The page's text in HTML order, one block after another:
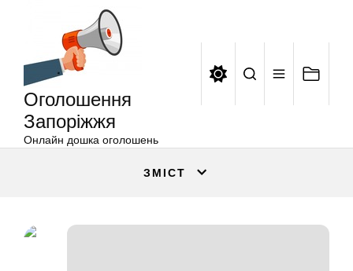
Оголошення
Запоріжжя
Онлайн дошка оголошень
ЗМІСТ